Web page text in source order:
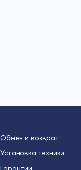
Обмен и возврат
Установка техники
Гарантии